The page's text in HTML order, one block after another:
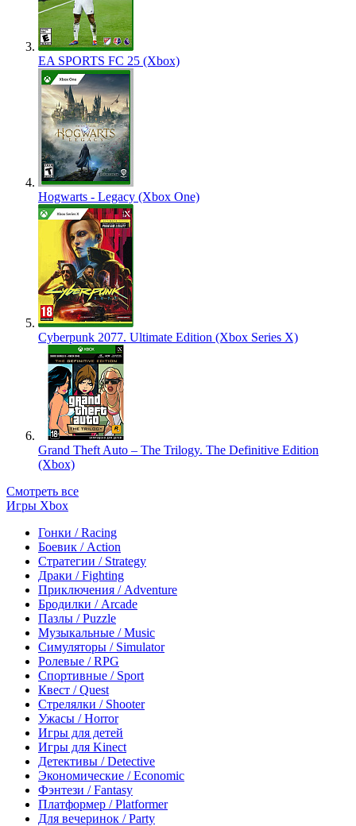
EA SPORTS FC 25 (Xbox)
Hogwarts - Legacy (Xbox One)
Cyberpunk 2077. Ultimate Edition (Xbox Series X)
Grand Theft Auto – The Trilogy. The Definitive Edition
(Xbox)
Смотреть все
Игры Xbox
Гонки / Racing
Боевик / Action
Стратегии / Strategy
Драки / Fighting
Приключения / Adventure
Бродилки / Arcade
Пазлы / Puzzle
Музыкальные / Music
Симуляторы / Simulator
Ролевые / RPG
Спортивные / Sport
Квест / Quest
Стрелялки / Shooter
Ужасы / Horror
Игры для детей
Игры для Kinect
Детективы / Detective
Экономические / Economic
Фэнтези / Fantasy
Платформер / Platformer
Для вечеринок / Party